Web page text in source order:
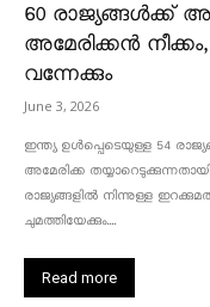
60 രാജ്യങ്ങൾക്ക്
അമേരിക്കൻ
വന്നേക്കും
June 3, 2026
ഇന്ത്യ ഉൾപ്പെടെയുള്ള 54
അമേരിക്ക
രാജ്യങ്ങളിൽ നിന്നുള്ള
ചുമത്തിയേക്കും....
Read more